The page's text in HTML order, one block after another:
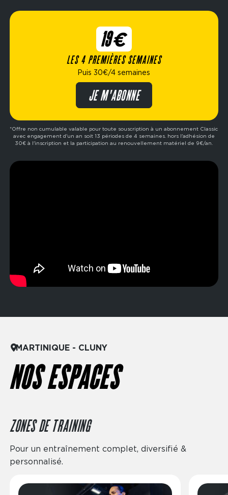
en forme, Fitness Park t’accompagne dans ta
19€
LES 4 PREMIÈRES SEMAINES
Puis 30€/4 semaines
JE M'ABONNE
*Offre non cumulable valable pour toute souscription à un abonnement Classic
avec engagement d'un an soit 13 périodes de 4 semaines. hors l'adhésion de
30€ à l'inscription et la participation au renouvellement matériel de 9€/an.
MARTINIQUE - CLUNY
NOS ESPACES
ZONES DE TRAINING
Pour un entraînement complet, diversifié &
personnalisé.
Image Image